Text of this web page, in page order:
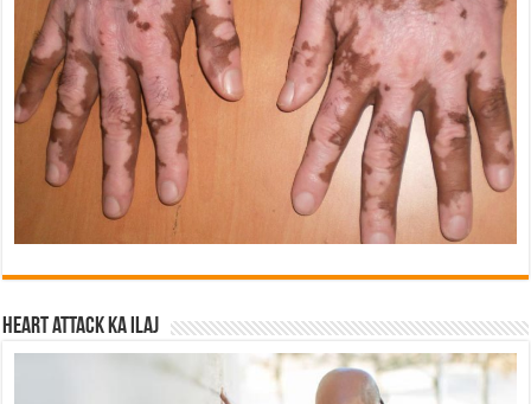
Heart attack ka ilaj